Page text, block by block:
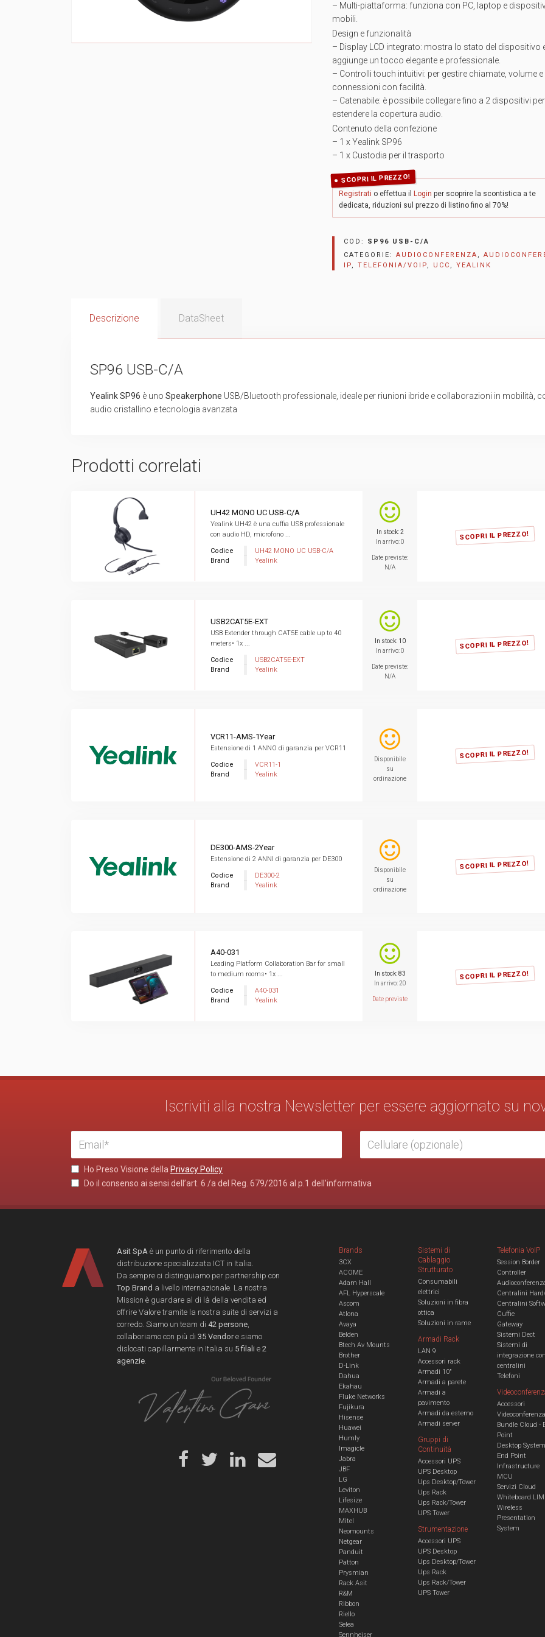
– Multi-piattaforma: funziona con PC, laptop e
mobili.
Design e funzionalità
– Display LCD integrato: mostra lo stato del dispositivo
aggiunge un tocco elegante e professionale.
– Controlli touch intuitivi: per gestire chiamate, volume e
connessioni con facilità.
– Catenabile: è possibile collegare fino a 2 dispositivi per
estendere la copertura audio.
Contenuto della confezione
– 1 x Yealink SP96
– 1 x Custodia per il trasporto
SCOPRI IL PREZZO!
Registrati o effettua il Login per scoprire la scontistica a te
dedicata, riduzioni sul prezzo di listino fino al 70%!
COD: SP96 USB-C/A
CATEGORIE: AUDIOCONFERENZA ,
IP, TELEFONIA/VOIP, UCC , YEALINK
Descrizione DataSheet
SP96 USB-C/A
Yealink SP96 è uno Speakerphone USB/Bluetooth professionale, ideale per riunioni ibride e collaborazioni in mobilità,
audio cristallino e tecnologia avanzata
Prodotti correlati
SCOPRI IL PREZZO!
UH42 MONO UC USB-C/A
Yealink UH42 è una cuffia USB professionale
con audio HD, microfono ...
Codice
UH42 MONO UC USB-C/A
Brand
Yealink
In stock: 2
In arrivo: 0
Date previste:
N/A
SCOPRI IL PREZZO!
USB2CAT5E-EXT
USB Extender through CAT5E cable up to 40
meters• 1x ...
Codice
USB2CAT5E-EXT
Brand
Yealink
In stock: 10
In arrivo: 0
Date previste:
N/A
SCOPRI IL PREZZO!
VCR11-AMS-1Year
Estensione di 1 ANNO di garanzia per VCR11
Codice
VCR11-1
Brand
Yealink
Disponibile
su
ordinazione
SCOPRI IL PREZZO!
DE300-AMS-2Year
Estensione di 2 ANNI di garanzia per DE300
Codice
DE300-2
Brand
Yealink
Disponibile
su
ordinazione
SCOPRI IL PREZZO!
A40-031
Leading Platform Collaboration Bar for small
to medium rooms• 1x ...
Codice
A40-031
Brand
Yealink
In stock: 83
In arrivo: 20
Date previste
Iscriviti alla nostra Newsletter per essere aggiornato su
Ho Preso Visione della Privacy Policy
Do il consenso ai sensi dell’art. 6 /a del Reg. 679/2016 al p.1 dell’informativa
Asit SpA è un punto di riferimento della
distribuzione specializzata ICT in Italia.
Da sempre ci distinguiamo per partnership con
Top Brand a livello internazionale. La nostra
Mission è guardare al di là della vendita ed
offrire Valore tramite la nostra suite di servizi a
corredo. Siamo un team di 42 persone
collaboriamo con più di 35 Vendore siamo
dislocati capillarmente in Italia su 5 filali e 2
agenzie
Brands
3CX
ACOME
Adam Hall
AFL Hyperscale
Ascom
Atlona
Avaya
Belden
Btech Av Mounts
Brother
D-Link
Dahua
Ekahau
Fluke Networks
Fujikura
Hisense
Huawei
Humly
Imagicle
Jabra
JBF
LG
Leviton
Lifesize
MAXHUB
Mitel
Neomounts
Netgear
Panduit
Patton
Prysmian
Rack Asit
R&M
Ribbon
Riello
Selea
Sennheiser
Sistemi di
Cablaggio
Strutturato
Consumabili
elettrici
Soluzioni in fibra
ottica
Soluzioni in rame
Armadi Rack
LAN 9
Accessori rack
Armadi 10"
Armadi a parete
Armadi a
pavimento
Armadi da esterno
Armadi server
Gruppi di
Continuità
Accessori UPS
UPS Desktop
Ups Desktop/Tower
Ups Rack
Ups Rack/Tower
UPS Tower
Strumentazione
Accessori UPS
UPS Desktop
Ups Desktop/Tower
Ups Rack
Ups Rack/Tower
UPS Tower
Telefonia VoIP
Session Border
Controller
Centralini
Centralini
Cuffie
Gateway
Sistemi Dect
Sistemi di
integrazione
centralini
Telefoni
Accessori
Videoconferenza
Bundle Cloud -
Point
Desktop System
End Point
Infrastructure
MCU
Servizi Cloud
Whiteboard LIM
Wireless
Presentation
System